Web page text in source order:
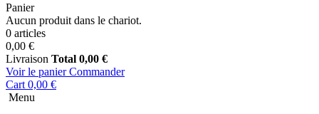
Panier
Aucun produit dans le chariot.
0 articles
0,00 €
Livraison Total 0,00 €
Voir le panier Commander
Cart 0,00 €
Menu